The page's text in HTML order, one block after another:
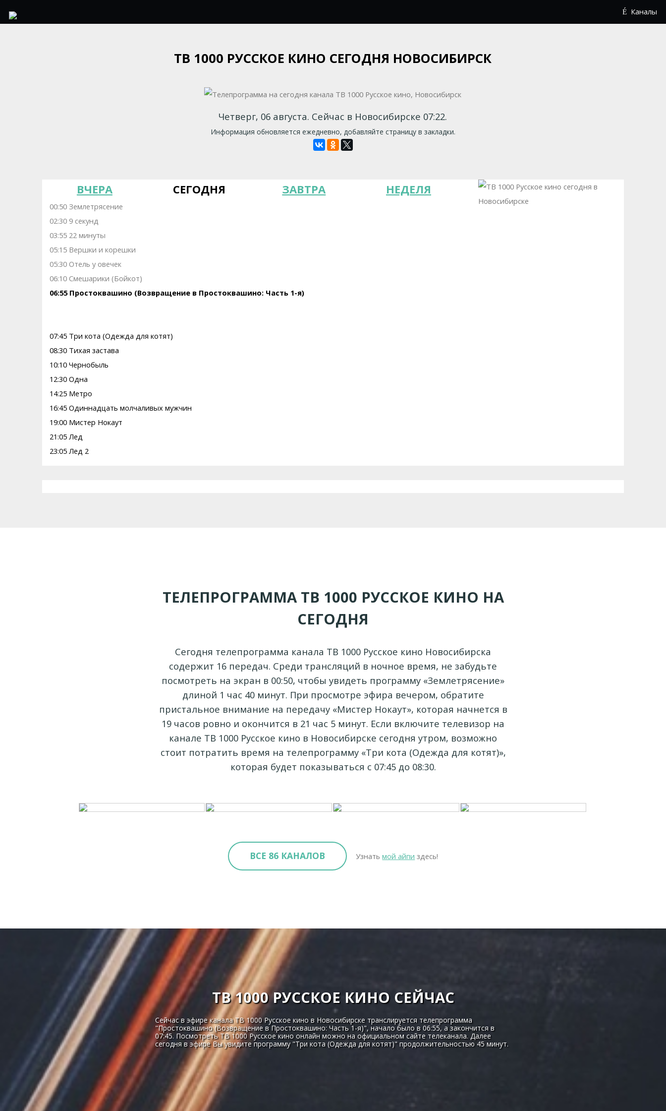
Каналы
ТВ 1000 РУССКОЕ КИНО СЕГОДНЯ НОВОСИБИРСК
Четверг, 06 августа. Сейчас в Новосибирске 07:22.
Информация обновляется ежедневно, добавляйте страницу в закладки.
ВЧЕРА СЕГОДНЯ ЗАВТРА НЕДЕЛЯ
00:50 Землетрясение
02:30 9 секунд
03:55 22 минуты
05:15 Вершки и корешки
05:30 Отель у овечек
06:10 Смешарики (Бойкот)
06:55 Простоквашино (Возвращение в Простоквашино: Часть 1-я)
07:45 Три кота (Одежда для котят)
08:30 Тихая застава
10:10 Чернобыль
12:30 Одна
14:25 Метро
16:45 Одиннадцать молчаливых мужчин
19:00 Мистер Нокаут
21:05 Лед
23:05 Лед 2
ТЕЛЕПРОГРАММА ТВ 1000 РУССКОЕ КИНО НА
СЕГОДНЯ
Сегодня телепрограмма канала ТВ 1000 Русское кино Новосибирска
содержит 16 передач. Среди трансляций в ночное время, не забудьте
посмотреть на экран в 00:50, чтобы увидеть программу «Землетрясение»
длиной 1 час 40 минут. При просмотре эфира вечером, обратите
пристальное внимание на передачу «Мистер Нокаут», которая начнется в
19 часов ровно и окончится в 21 час 5 минут. Если включите телевизор на
канале ТВ 1000 Русское кино в Новосибирске сегодня утром, возможно
стоит потратить время на телепрограмму «Три кота (Одежда для котят)»,
которая будет показываться с 07:45 до 08:30.
ВСЕ 86 КАНАЛОВ Узнатьмой айпи здесь!
ТВ 1000 РУССКОЕ КИНО СЕЙЧАС
Сейчас в эфире канала ТВ 1000 Русское кино в Новосибирске транслируется телепрограмма
"Простоквашино (Возвращение в Простоквашино: Часть 1-я)", начало было в 06:55, а закончится в
07:45. Посмотреть ТВ 1000 Русское кино онлайн можно на официальном сайте телеканала. Далее
сегодня в эфире Вы увидите программу "Три кота (Одежда для котят)" продолжительностью 45 минут.